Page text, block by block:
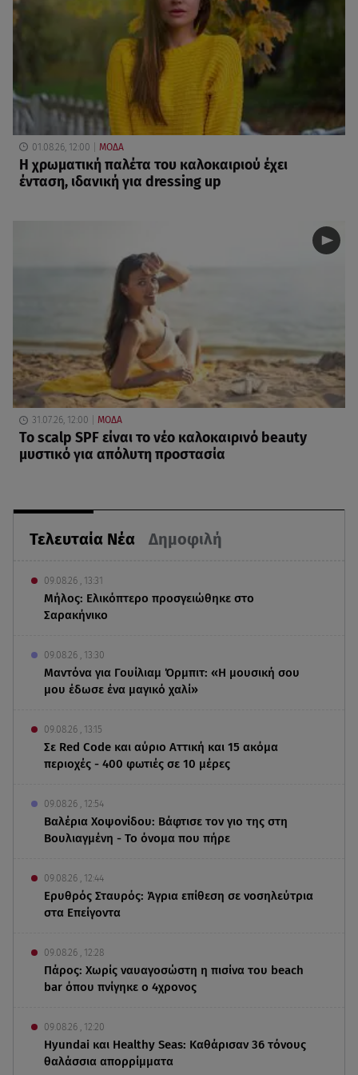
Τελευταία Νέα Δημοφιλή
09.08.26 , 13:31
Μήλος: Ελικόπτερο προσγειώθηκε στο
Σαρακήνικο
09.08.26 , 13:30
Μαντόνα για Γουίλιαμ Όρμπιτ: «Η μουσική σου
μου έδωσε ένα μαγικό χαλί»
09.08.26 , 13:15
Σε Red Code και αύριο Αττική και 15 ακόμα
περιοχές - 400 φωτιές σε 10 μέρες
09.08.26 , 12:54
Βαλέρια Χοψονίδου: Βάφτισε τον γιο της στη
Βουλιαγμένη - Το όνομα που πήρε
09.08.26 , 12:44
Ερυθρός Σταυρός: Άγρια επίθεση σε νοσηλεύτρια
στα Επείγοντα
09.08.26 , 12:28
Πάρος: Χωρίς ναυαγοσώστη η πισίνα του beach
bar όπου πνίγηκε ο 4χρονος
09.08.26 , 12:20
Hyundai και Healthy Seas: Καθάρισαν 36 τόνους
θαλάσσια απορρίμματα
01.08.26, 12:00 ΜΟΔΑ
Η χρωματική παλέτα του καλοκαιριού έχει
ένταση, ιδανική για dressing up
31.07.26, 12:00 ΜΟΔΑ
Το scalp SPF είναι το νέο καλοκαιρινό beauty
μυστικό για απόλυτη προστασία